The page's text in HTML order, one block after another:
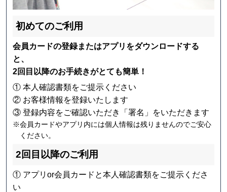
初めてのご利用
会員カードの登録またはアプリをダウンロードする
と、
2回目以降のお手続きがとても簡単！
① 本人確認書類をご提示ください
② お客様情報を登録いたします
③ 登録内容をご確認いただき「署名」をいただきます
※会員カードやアプリ内には個人情報は残りませんのでご安心
ください。
2回目以降のご利用
① アプリor会員カードと本人確認書類をご提示くださ
い